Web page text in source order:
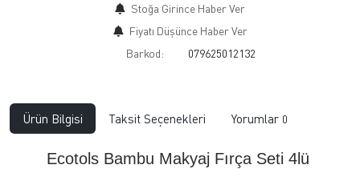
Stoğa Girince Haber Ver
Fiyatı Düşünce Haber Ver
Barkod:
079625012132
Ürün Bilgisi Taksit Seçenekleri Yorumlar 0
Ecotols Bambu Makyaj Fırça Seti 4lü